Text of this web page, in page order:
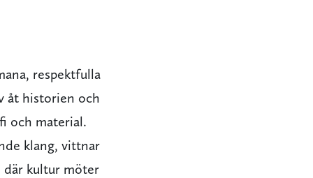
respektfulla
åt historien och
och material.
klang, vittnar
där kultur möter